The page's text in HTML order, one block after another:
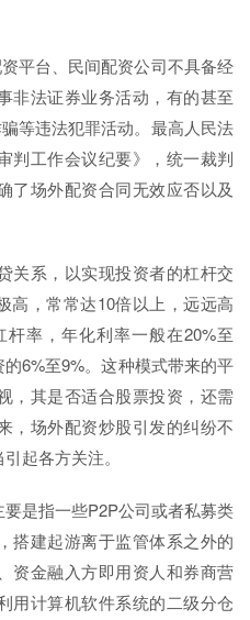
平台、民间配资公司不具备经
非法证券业务活动，有的甚至
等违法犯罪活动。最高人民法
判工作会议纪要》，统一裁判
了场外配资合同无效应否以及
关系，以实现投资者的杠杆交
高，常常达10倍以上，远远高
率，年化利率一般在20%至
6%至9%。这种模式带来的平
，其是否适合股票投资，还需
，场外配资炒股引发的纠纷不
起各方关注。
是指一些P2P公司或者私募类
搭建起游离于监管体系之外的
资金融入方即用资人和券商营
用计算机软件系统的二级分仓